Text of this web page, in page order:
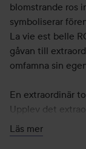
blomstrande ros
symboliserar
La vie est belle
gåvan till
omfamna sin
En extraordinär
Upplev det
Extraordinaire.
unika rosor: en
Läs mer